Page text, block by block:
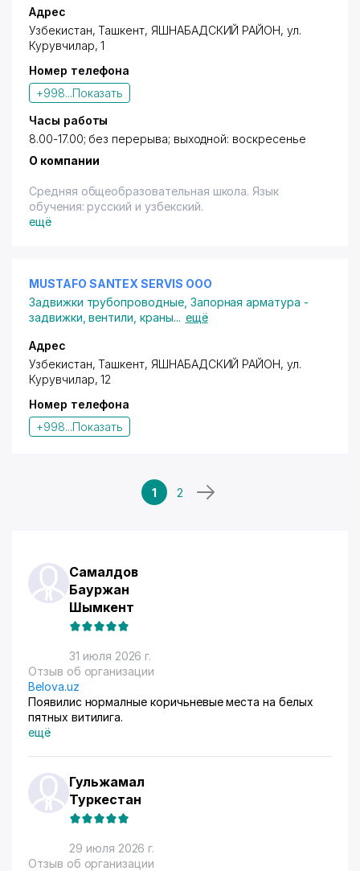
Адрес
Узбекистан, Ташкент, ЯШНАБАДСКИЙ РАЙОН,ул.
Курувчилар, 1
Номер телефона
+998...Показать
Часы работы
8.00-17.00; без перерыва; выходной: воскресенье
О компании
Средняя общеобразовательная школа. Язык
обучения: русский и узбекский.
ещё
MUSTAFO SANTEX SERVIS ООО
Задвижки трубопроводные, Запорная арматура -
задвижки, вентили, краны... ещё
Адрес
Узбекистан, Ташкент, ЯШНАБАДСКИЙ РАЙОН,ул.
Курувчилар, 12
Номер телефона
+998...Показать
1 2
Самалдов
Бауржан
Шымкент
31 июля 2026 г.
Отзыв об организации
Belova.uz
Появилис нормалные коричьневые места на белых
пятных витилига.
ещё
Гульжамал
Туркестан
29 июля 2026 г.
Отзыв об организации